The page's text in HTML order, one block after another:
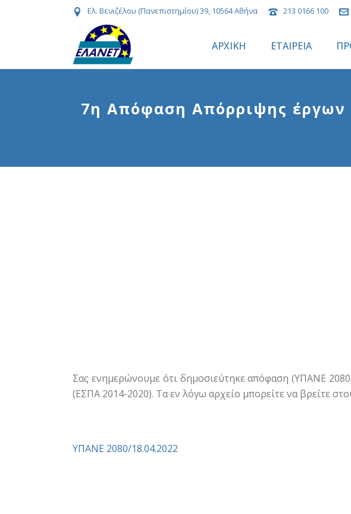
Ελ. Βενιζέλου (Πανεπιστημίου) 39, 10564 Αθήνα 213 0166 100
ΑΡΧΙΚΗ ΕΤΑΙΡΕΙΑ
7η Απόφαση Απόρριψης έργων
Σας ενημερώνουμε ότι δημοσιεύτηκε απόφαση (ΥΠΑΝΕ
(ΕΣΠΑ 2014-2020). Τα εν λόγω αρχείο μπορείτε να βρείτε
ΥΠΑΝΕ 2080/18.04.2022